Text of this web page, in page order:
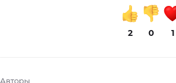
2 0 1
Авторы